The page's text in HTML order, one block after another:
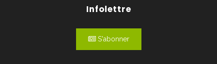
Infolettre
S'abonner